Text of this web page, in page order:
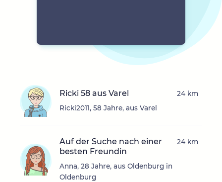
Ricki 58 aus Varel
Ricki2011, 58 Jahre, aus Varel
24 km
Auf der Suche nach einer
besten Freundin
Anna, 28 Jahre, aus Oldenburg in
Oldenburg
24 km